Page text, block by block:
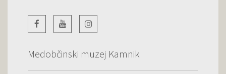
Medobčinski muzej Kamnik